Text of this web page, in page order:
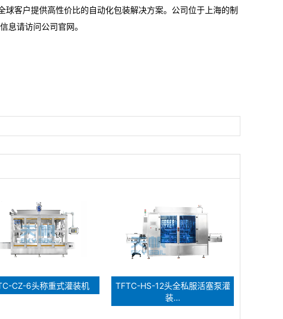
客户提供高性价比的自动化包装解决方案。公司位于上海的制
息请访问公司官网。
CZ-6头称重式灌装机
TFTC-HS-12头全私服活塞泵灌
装…